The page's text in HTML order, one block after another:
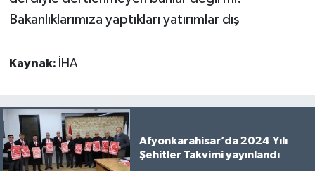
Bakanlıklarımıza yaptıkları yatırımlar dış
Kaynak: İHA
Afyonkarahisar’da 2024 Yılı
Şehitler Takvimi yayınlandı